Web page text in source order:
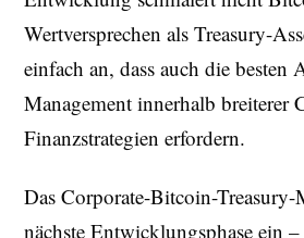
Wertversprechen als Treasury-
einfach an, dass auch die besten
Management innerhalb breiterer
Finanzstrategien erfordern.
Das Corporate-Bitcoin-
nächste Entwicklungsphase ein